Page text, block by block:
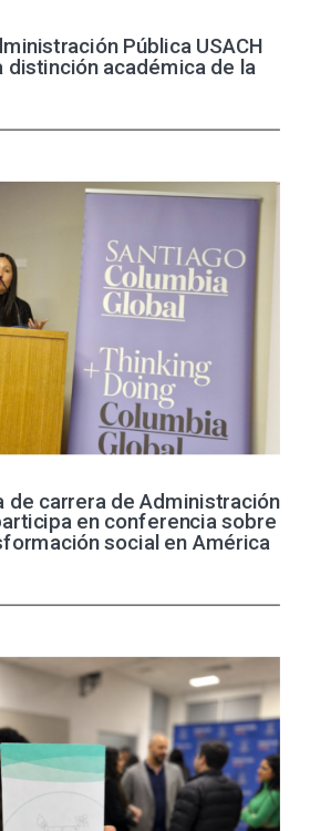
Pública USACH
distinción académica de la
de carrera de Administración
en conferencia sobre
social en América